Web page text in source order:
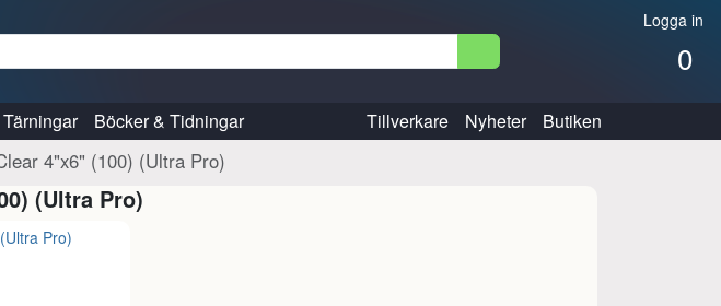
Logga in
0
Tärningar Böcker & Tidningar Tillverkare Nyheter Butiken
4"x6" (100) (Ultra Pro)
(Ultra Pro)